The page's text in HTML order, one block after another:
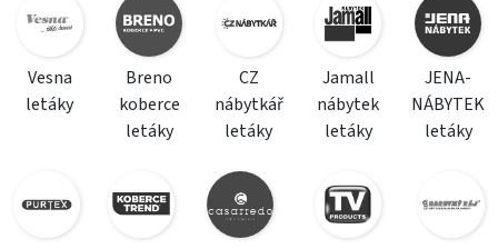
Vesna
letáky
Breno
koberce
letáky
CZ
nábytkář
letáky
Jamall
nábytek
letáky
JENA-
NÁBYTEK
letáky